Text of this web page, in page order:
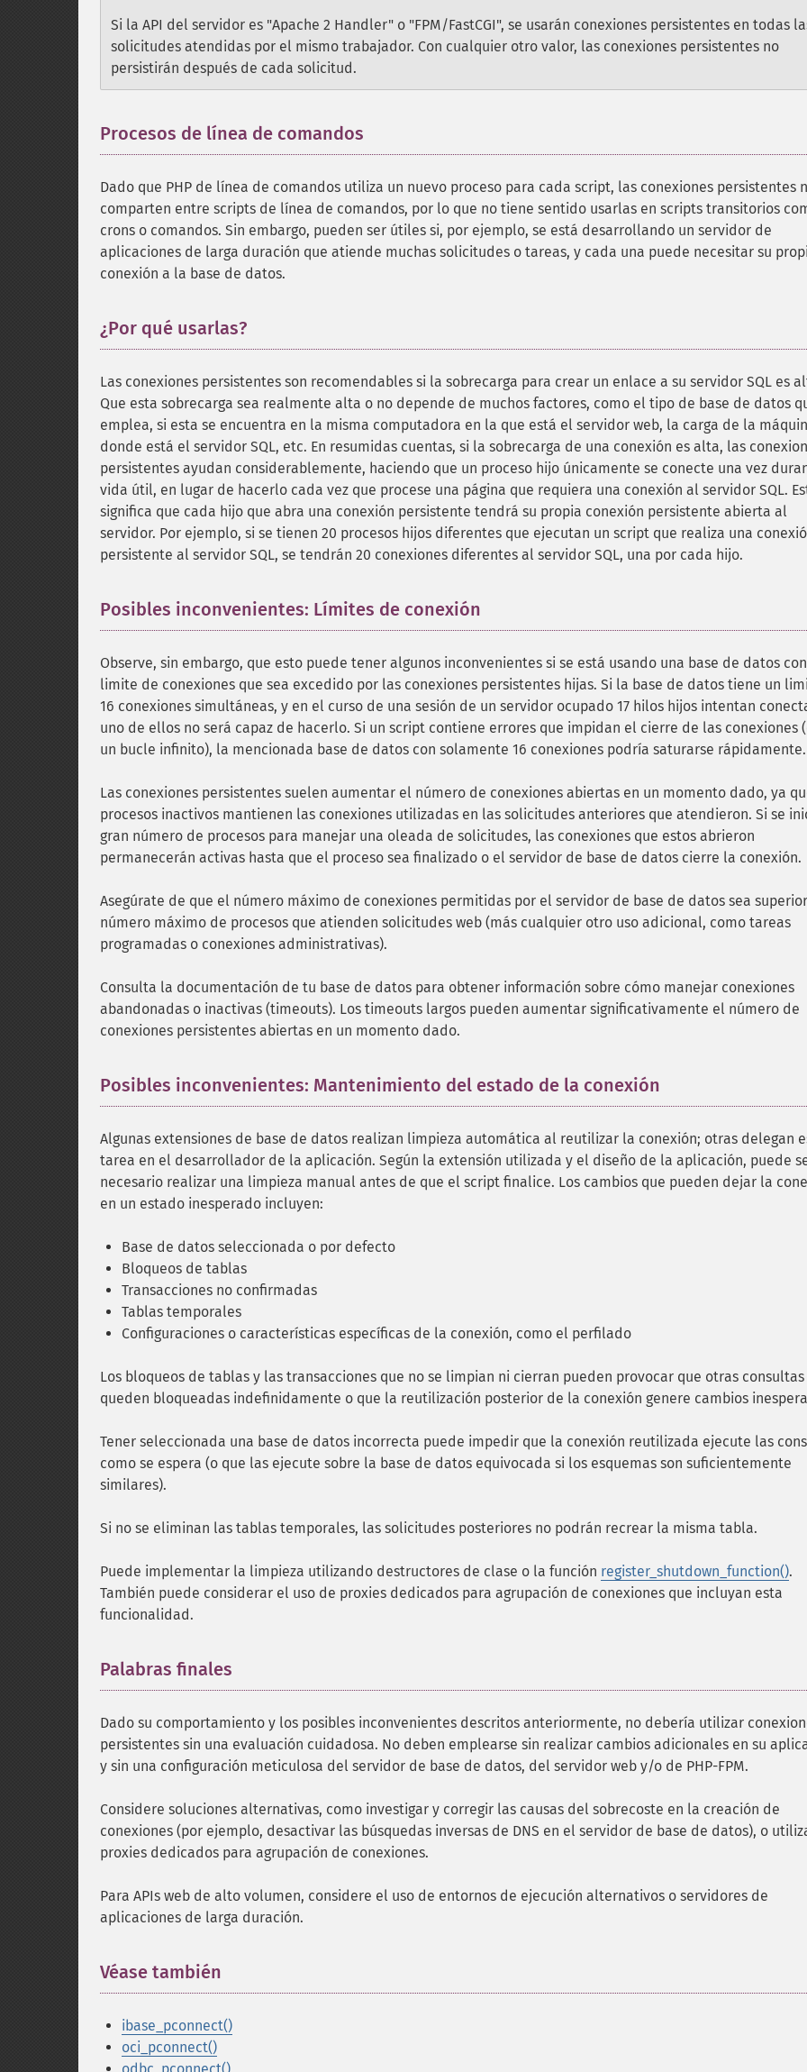
Si la API del servidor es "Apache 2 Handler" o "FPM/FastCGI", se usarán conexiones persistentes en todas
solicitudes atendidas por el mismo trabajador. Con cualquier otro valor, las conexiones persistentes no
persistirán después de cada solicitud.
Procesos de línea de comandos
Dado que PHP de línea de comandos utiliza un nuevo proceso para cada script, las conexiones persistentes
comparten entre scripts de línea de comandos, por lo que no tiene sentido usarlas en scripts transitorios
crons o comandos. Sin embargo, pueden ser útiles si, por ejemplo, se está desarrollando un servidor de
aplicaciones de larga duración que atiende muchas solicitudes o tareas, y cada una puede necesitar su
conexión a la base de datos.
¿Por qué usarlas?
Las conexiones persistentes son recomendables si la sobrecarga para crear un enlace a su servidor SQL es
Que esta sobrecarga sea realmente alta o no depende de muchos factores, como el tipo de base de datos
emplea, si esta se encuentra en la misma computadora en la que está el servidor web, la carga de la
donde está el servidor SQL, etc. En resumidas cuentas, si la sobrecarga de una conexión es alta, las
persistentes ayudan considerablemente, haciendo que un proceso hijo únicamente se conecte una vez
vida útil, en lugar de hacerlo cada vez que procese una página que requiera una conexión al servidor SQL.
significa que cada hijo que abra una conexión persistente tendrá su propia conexión persistente abierta al
servidor. Por ejemplo, si se tienen 20 procesos hijos diferentes que ejecutan un script que realiza una
persistente al servidor SQL, se tendrán 20 conexiones diferentes al servidor SQL, una por cada hijo.
Posibles inconvenientes: Límites de conexión
Observe, sin embargo, que esto puede tener algunos inconvenientes si se está usando una base de datos
limite de conexiones que sea excedido por las conexiones persistentes hijas. Si la base de datos tiene un
16 conexiones simultáneas, y en el curso de una sesión de un servidor ocupado 17 hilos hijos intentan
uno de ellos no será capaz de hacerlo. Si un script contiene errores que impidan el cierre de las conexiones
un bucle infinito), la mencionada base de datos con solamente 16 conexiones podría saturarse rápidamente.
Las conexiones persistentes suelen aumentar el número de conexiones abiertas en un momento dado, ya
procesos inactivos mantienen las conexiones utilizadas en las solicitudes anteriores que atendieron. Si se
gran número de procesos para manejar una oleada de solicitudes, las conexiones que estos abrieron
permanecerán activas hasta que el proceso sea finalizado o el servidor de base de datos cierre la conexión.
Asegúrate de que el número máximo de conexiones permitidas por el servidor de base de datos sea
número máximo de procesos que atienden solicitudes web (más cualquier otro uso adicional, como tareas
programadas o conexiones administrativas).
Consulta la documentación de tu base de datos para obtener información sobre cómo manejar conexiones
abandonadas o inactivas (timeouts). Los timeouts largos pueden aumentar significativamente el número de
conexiones persistentes abiertas en un momento dado.
Posibles inconvenientes: Mantenimiento del estado de la conexión
Algunas extensiones de base de datos realizan limpieza automática al reutilizar la conexión; otras delegan
tarea en el desarrollador de la aplicación. Según la extensión utilizada y el diseño de la aplicación, puede
necesario realizar una limpieza manual antes de que el script finalice. Los cambios que pueden dejar la
en un estado inesperado incluyen:
Base de datos seleccionada o por defecto
Bloqueos de tablas
Transacciones no confirmadas
Tablas temporales
Configuraciones o características específicas de la conexión, como el perfilado
Los bloqueos de tablas y las transacciones que no se limpian ni cierran pueden provocar que otras consultas
queden bloqueadas indefinidamente o que la reutilización posterior de la conexión genere cambios
Tener seleccionada una base de datos incorrecta puede impedir que la conexión reutilizada ejecute las
como se espera (o que las ejecute sobre la base de datos equivocada si los esquemas son suficientemente
similares).
Si no se eliminan las tablas temporales, las solicitudes posteriores no podrán recrear la misma tabla.
Puede implementar la limpieza utilizando destructores de clase o la función register_shutdown_function().
También puede considerar el uso de proxies dedicados para agrupación de conexiones que incluyan esta
funcionalidad.
Palabras finales
Dado su comportamiento y los posibles inconvenientes descritos anteriormente, no debería utilizar
persistentes sin una evaluación cuidadosa. No deben emplearse sin realizar cambios adicionales en su
y sin una configuración meticulosa del servidor de base de datos, del servidor web y/o de PHP-FPM.
Considere soluciones alternativas, como investigar y corregir las causas del sobrecoste en la creación de
conexiones (por ejemplo, desactivar las búsquedas inversas de DNS en el servidor de base de datos), o
proxies dedicados para agrupación de conexiones.
Para APIs web de alto volumen, considere el uso de entornos de ejecución alternativos o servidores de
aplicaciones de larga duración.
Véase también
ibase_pconnect()
oci_pconnect()